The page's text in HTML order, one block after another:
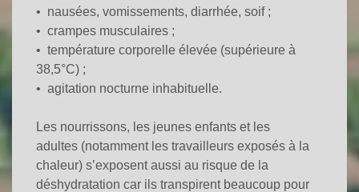
• nausées, vomissements, diarrhée, soif ;
• crampes musculaires ;
• température corporelle élevée (supérieure à
38,5°C) ;
• agitation nocturne inhabituelle.
Les nourrissons, les jeunes enfants et les
adultes (notamment les travailleurs exposés à la
chaleur) s’exposent aussi au risque de la
déshydratation car ils transpirent beaucoup pour